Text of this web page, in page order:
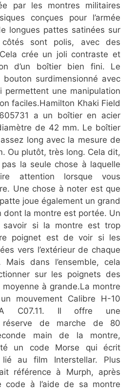
par les montres militaires
conçues pour l’armée
longues pattes satinées sur
sont polis, avec des
crée un joli contraste et
d’un boîtier bien fini. Le
surdimensionné avec
permettent une manipulation
faciles.Hamilton Khaki Field
a un boîtier en acier
de 42 mm. Le boîtier
long avec la mesure de
Ou plutôt, très long. Cela dit,
pas la seule chose à laquelle
attention lorsque vous
Une chose à noter est que
joue également un grand
dont la montre est portée. Un
savoir si la montre est trop
poignet est de voir si les
vers l’extérieur de chaque
dans l’ensemble, cela
sur les poignets des
à grande.La montre
mouvement Calibre H-10
C07.11. Il offre une
réserve de marche de 80
main de la montre,
un code Morse qui écrit
lié au film Interstellar. Plus
référence à Murph, après
code à l’aide de sa montre